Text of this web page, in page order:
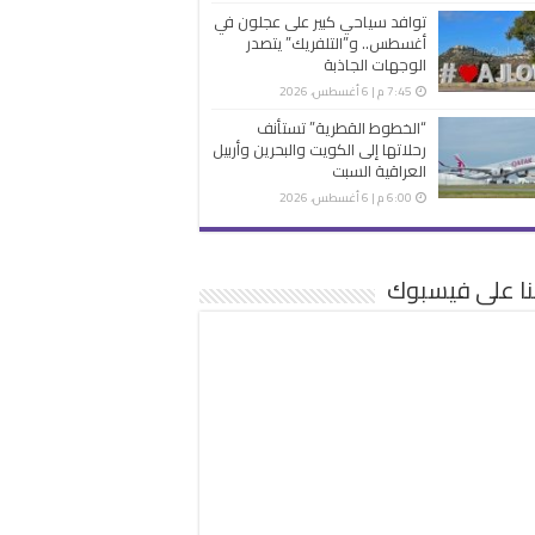
توافد سياحي كبير على عجلون في
أغسطس.. و”التلفريك” يتصدر
الوجهات الجاذبة
7:45 م | 6 أغسطس، 2026
“الخطوط القطرية” تستأنف
رحلاتها إلى الكويت والبحرين وأربيل
العراقية السبت
6:00 م | 6 أغسطس، 2026
على فيسبوك